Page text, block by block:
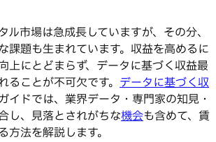
ル市場は急成長していますが、その分、
課題も生まれています。収益を高めるに
上にとどまらず、データに基づく収益最
ることが不可欠です。 データに基づく収
イドでは、業界データ・専門家の知見・
し、見落とされがちな機会も含めて、賃
法を解説します。